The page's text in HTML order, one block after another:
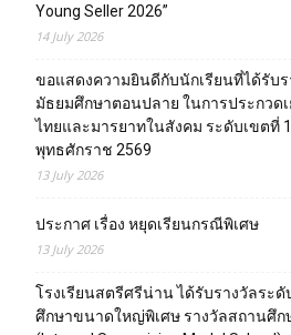
Young Seller 2026”
14 July 2026
ขอแสดงความยินดีกับนักเรียนที่ได้รับ
มัธยมศึกษาตอนปลาย ในการประกว
ไทยและมารยาทในสังคม ระดับเขตที่
พุทธศักราช 2569
13 July 2026
ประกาศ เรื่อง หยุดเรียนกรณีพิเศษ
13 July 2026
โรงเรียนสตรีศรีน่าน ได้รับรางวัลระดั
ศึกษาขนาดใหญ่พิเศษ รางวัลสถานศึ